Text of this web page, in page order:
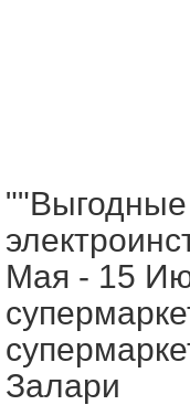
Мая - 15
Залари